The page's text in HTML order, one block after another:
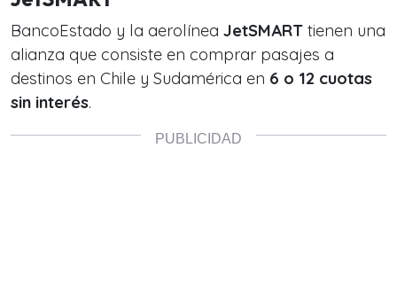
BancoEstado y la aerolínea JetSMART tienen una
alianza que consiste en comprar pasajes a
destinos en Chile y Sudamérica en 6 o 12 cuotas
sin interés.